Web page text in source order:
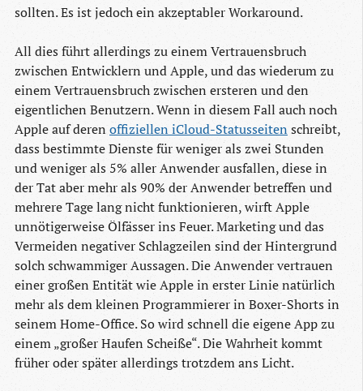
sollten. Es ist jedoch ein akzeptabler Workaround.
All dies führt allerdings zu einem Vertrauensbruch
zwischen Entwicklern und Apple, und das wiederum zu
einem Vertrauensbruch zwischen ersteren und den
eigentlichen Benutzern. Wenn in diesem Fall auch noch
Apple auf deren offiziellen iCloud-Statusseiten schreibt,
dass bestimmte Dienste für weniger als zwei Stunden
und weniger als 5% aller Anwender ausfallen, diese in
der Tat aber mehr als 90% der Anwender betreffen und
mehrere Tage lang nicht funktionieren, wirft Apple
unnötigerweise Ölfässer ins Feuer. Marketing und das
Vermeiden negativer Schlagzeilen sind der Hintergrund
solch schwammiger Aussagen. Die Anwender vertrauen
einer großen Entität wie Apple in erster Linie natürlich
mehr als dem kleinen Programmierer in Boxer-Shorts in
seinem Home-Office. So wird schnell die eigene App zu
einem „großer Haufen Scheiße“. Die Wahrheit kommt
früher oder später allerdings trotzdem ans Licht.